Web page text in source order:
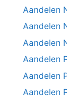
Aandelen
Aandelen
Aandelen
Aandelen
Aandelen
Aandelen